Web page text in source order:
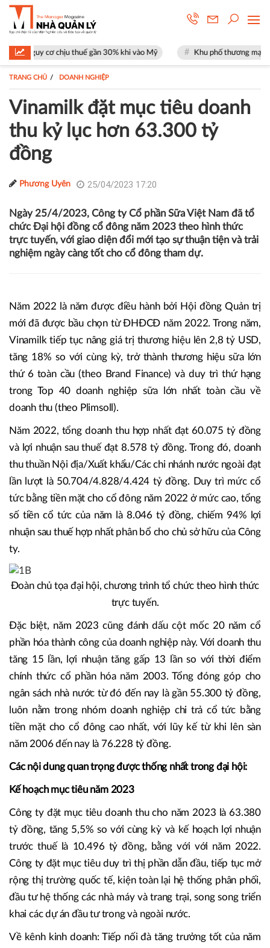
thuế gần 30% khi vào Mỹ Khu phố thương mại SOHO tại The
TRANG CHỦ DOANH NGHIỆP
Vinamilk đặt mục tiêu doanh
thu kỷ lục hơn 63.300 tỷ
đồng
Phương Uyên 25/04/2023 17:20
Ngày 25/4/2023, Công ty Cổ phần Sữa Việt Nam đã tổ
chức Đại hội đồng cổ đông năm 2023 theo hình thức
trực tuyến, với giao diện đổi mới tạo sự thuận tiện và trải
nghiệm ngày càng tốt cho cổ đông tham dự.
Năm 2022 là năm được điều hành bởi Hội đồng Quản trị
mới đã được bầu chọn từ ĐHĐCĐ năm 2022. Trong năm,
Vinamilk tiếp tục nâng giá trị thương hiệu lên 2,8 tỷ USD,
tăng 18% so với cùng kỳ, trở thành thương hiệu sữa lớn
thứ 6 toàn cầu (theo Brand Finance) và duy trì thứ hạng
trong Top 40 doanh nghiệp sữa lớn nhất toàn cầu về
doanh thu (theo Plimsoll).
Năm 2022, tổng doanh thu hợp nhất đạt 60.075 tỷ đồng
và lợi nhuận sau thuế đạt 8.578 tỷ đồng. Trong đó, doanh
thu thuần Nội địa/Xuất khẩu/Các chi nhánh nước ngoài đạt
lần lượt là 50.704/4.828/4.424 tỷ đồng. Duy trì mức cổ
tức bằng tiền mặt cho cổ đông năm 2022 ở mức cao, tổng
số tiền cổ tức của năm là 8.046 tỷ đồng, chiếm 94% lợi
nhuận sau thuế hợp nhất phân bổ cho chủ sở hữu của Công
ty.
Đoàn chủ tọa đại hội, chương trình tổ chức theo hình thức
trực tuyến.
Đặc biệt, năm 2023 cũng đánh dấu cột mốc 20 năm cổ
phần hóa thành công của doanh nghiệp này. Với doanh thu
tăng 15 lần, lợi nhuận tăng gấp 13 lần so với thời điểm
chính thức cổ phần hóa năm 2003. Tổng đóng góp cho
ngân sách nhà nước từ đó đến nay là gần 55.300 tỷ đồng,
luôn nằm trong nhóm doanh nghiệp chi trả cổ tức bằng
tiền mặt cho cổ đông cao nhất, với lũy kế từ khi lên sàn
năm 2006 đến nay là 76.228 tỷ đồng.
Các nội dung quan trọng được thống nhất trong đại hội:
Kế hoạch mục tiêu năm 2023
Công ty đặt mục tiêu doanh thu cho năm 2023 là 63.380
tỷ đồng, tăng 5,5% so với cùng kỳ và kế hoạch lợi nhuận
trước thuế là 10.496 tỷ đồng, bằng với với năm 2022.
Công ty đặt mục tiêu duy trì thị phần dẫn đầu, tiếp tục mở
rộng thị trường quốc tế, kiện toàn lại hệ thống phân phối,
đầu tư hệ thống các nhà máy và trang trại, song song triển
khai các dự án đầu tư trong và ngoài nước.
Về kênh kinh doanh: Tiếp nối đà tăng trưởng tốt của năm